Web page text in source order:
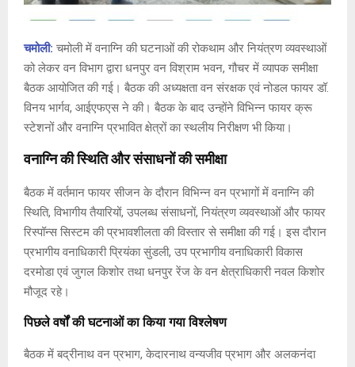
चमोली: चमोली में वनाग्नि की घटनाओं की रोकथाम और नियंत्रण व्यवस्थाओं
को लेकर वन विभाग द्वारा धनपुर वन विश्राम भवन, गौचर में व्यापक समीक्षा
बैठक आयोजित की गई। बैठक की अध्यक्षता वन संरक्षक एवं नोडल फायर डॉ.
विनय भार्गव, आईएफएस ने की। बैठक के बाद उन्होंने विभिन्न फायर क्रू
स्टेशनों और वनाग्नि प्रभावित क्षेत्रों का स्थलीय निरीक्षण भी किया।
वनाग्नि की स्थिति और संसाधनों की समीक्षा
बैठक में वर्तमान फायर सीजन के दौरान विभिन्न वन प्रभागों में वनाग्नि की
स्थिति, विभागीय तैयारियों, उपलब्ध संसाधनों, नियंत्रण व्यवस्थाओं और फायर
रिस्पॉन्स सिस्टम की प्रभावशीलता की विस्तार से समीक्षा की गई। इस दौरान
प्रभागीय वनाधिकारी प्रियंका सुंडली, उप प्रभागीय वनाधिकारी विकास
दरमोडा एवं जुगल किशोर तथा धनपुर रेंज के वन क्षेत्राधिकारी नवल किशोर
मौजूद रहे।
पिछले वर्षों की घटनाओं का किया गया विश्लेषण
बैठक में बद्रीनाथ वन प्रभाग, केदारनाथ वन्यजीव प्रभाग और अलकनंदा